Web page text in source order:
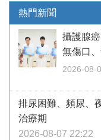
熱門新聞
攝護腺
無傷口
2026-08-
排尿困難、頻尿、
治療期
2026-08-07 22:22